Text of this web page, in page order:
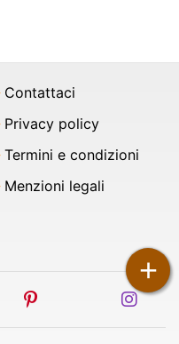
+
Contattaci
Privacy policy
Termini e condizioni
Menzioni legali
pinterest